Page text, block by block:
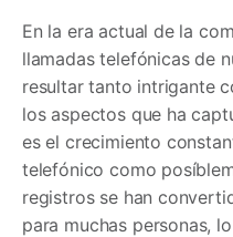
En la era actual de la
llamadas telefónicas de
resultar tanto intrigante
los aspectos que ha
es el crecimiento
telefónico como
registros se han
para muchas personas,